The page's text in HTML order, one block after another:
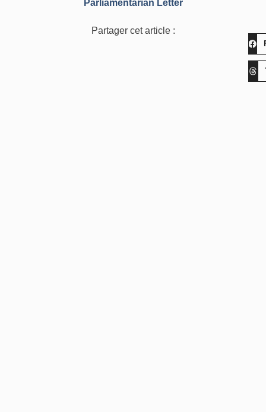
Parliamentarian Letter
Partager cet article :